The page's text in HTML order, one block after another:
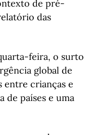
de pré-
das
feira, o surto
global de
entre crianças e
de países e uma